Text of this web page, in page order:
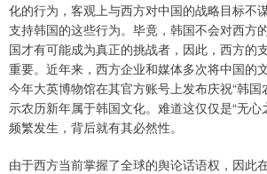
化的行为，客观上与西方对中国的战略目标不
支持韩国的这些行为。毕竟，韩国不会对西方
国才有可能成为真正的挑战者，因此，西方的
重要。近年来，西方企业和媒体多次将中国的
今年大英博物馆在其官方账号上发布庆祝“韩国
示农历新年属于韩国文化。难道这仅仅是“无心
频繁发生，背后就有其必然性。
由于西方当前掌握了全球的舆论话语权，因此